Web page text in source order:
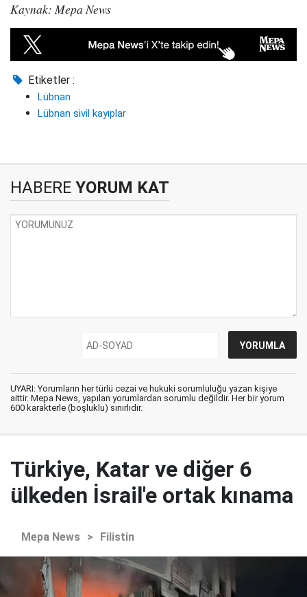
Kaynak: Mepa News
Etiketler :
Lübnan
Lübnan sivil kayıplar
HABERE YORUM KAT
UYARI: Yorumların her türlü cezai ve hukuki sorumluluğu yazan kişiye
aittir. Mepa News, yapılan yorumlardan sorumlu değildir. Her bir yorum
600 karakterle (boşluklu) sınırlıdır.
Türkiye, Katar ve diğer 6
ülkeden İsrail'e ortak kınama
Mepa News > Filistin